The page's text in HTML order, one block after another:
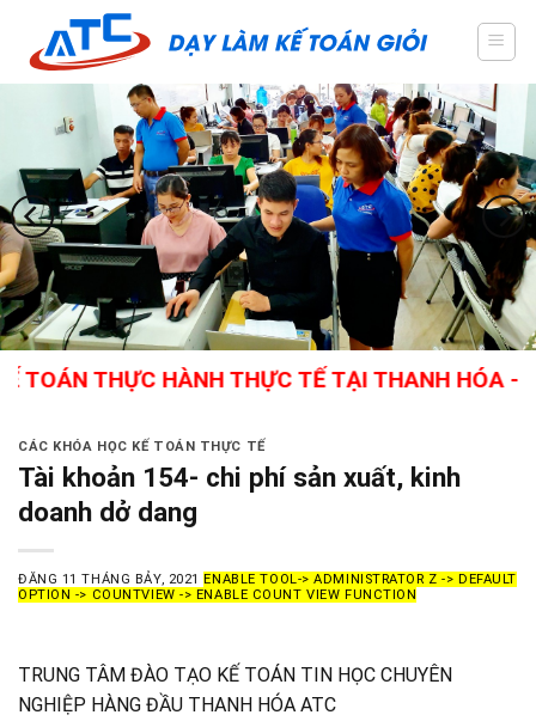
content
THỰC HÀNH THỰC TẾ TẠI THANH HÓA -
CÁC KHÓA HỌC KẾ TOÁN THỰC TẾ
Tài khoản 154- chi phí sản xuất, kinh
doanh dở dang
ĐĂNG 11 THÁNG BẢY, 2021 ENABLE TOOL-> ADMINISTRATOR Z -> DEFAULT
OPTION -> COUNTVIEW -> ENABLE COUNT VIEW FUNCTION
TRUNG TÂM ĐÀO TẠO KẾ TOÁN TIN HỌC CHUYÊN
NGHIỆP HÀNG ĐẦU THANH HÓA ATC